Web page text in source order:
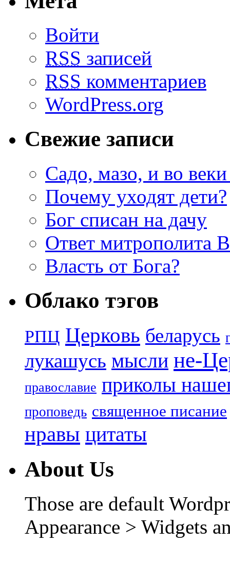
Войти
RSS записей
RSS комментариев
WordPress.org
Свежие записи
Садо, мазо, и во веки
Почему уходят дети?
Бог списан на дачу
Ответ митрополита
Власть от Бога?
Облако тэгов
РПЦ Церковь беларусь
лукашусь мысли не-
православие приколы
проповедь священное писание
нравы цитаты
About Us
Those are default
Appearance > Widgets